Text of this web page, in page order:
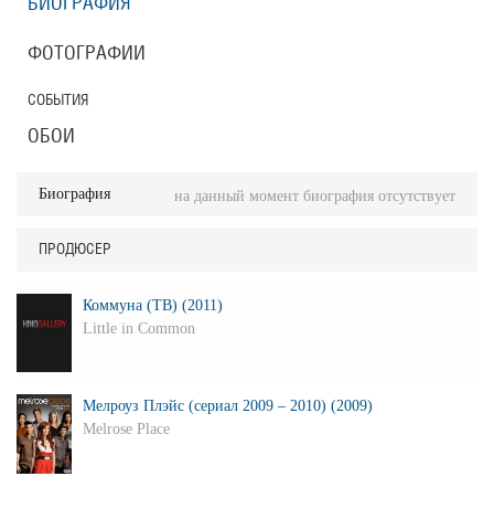
ФОТОГРАФИИ
СОБЫТИЯ
ОБОИ
Биография на данный момент биография отсутствует
ПРОДЮСЕР
Коммуна (ТВ) (2011)
Little in Common
Мелроуз Плэйс (сериал 2009 – 2010) (2009)
Melrose Place